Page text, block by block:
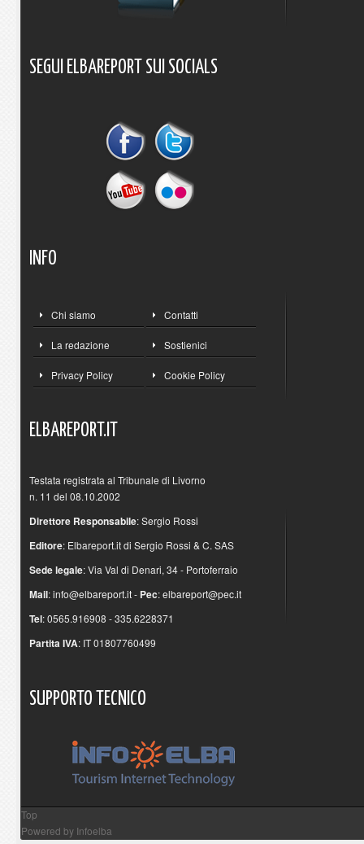
SEGUI ELBAREPORT SUI SOCIALS
INFO
Chi siamo Contatti
La redazione Sostienici
Privacy Policy Cookie Policy
ELBAREPORT.IT
Testata registrata al Tribunale di Livorno
n. 11 del 08.10.2002
Direttore Responsabile: Sergio Rossi
Editore: Elbareport.it di Sergio Rossi & C. SAS
Sede legale: Via Val di Denari, 34 - Portoferraio
Mail:info@elbareport.it- Pec:elbareport@pec.it
Tel: 0565.916908 - 335.6228371
Partita IVA: IT 01807760499
SUPPORTO TECNICO
Top
Powered by Infoelba